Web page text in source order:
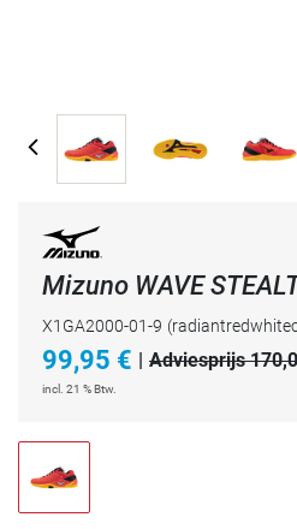
Mizuno WAVE
X1GA2000-01-9
99,95 € | Adviesprijs
incl. 21 % Btw.